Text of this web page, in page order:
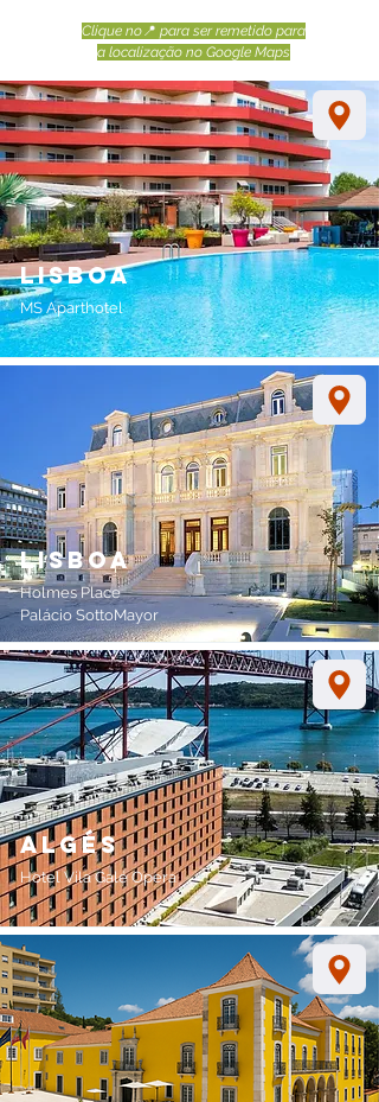
Clique no📍 para ser remetido para
a localização no Google Maps
Lisboa
MS Aparthotel
Lisboa
Holmes Place
Palácio SottoMayor
algés
Hotel Vila Galé Opera